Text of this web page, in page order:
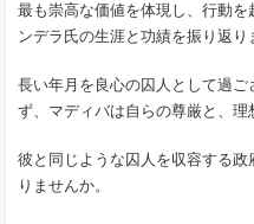
最も崇高な価値を体現し、行動
ンデラ氏の生涯と功績を振り返り
長い年月を良心の囚人として過
ず、マディバは自らの尊厳と、理
彼と同じような囚人を収容する
りませんか。